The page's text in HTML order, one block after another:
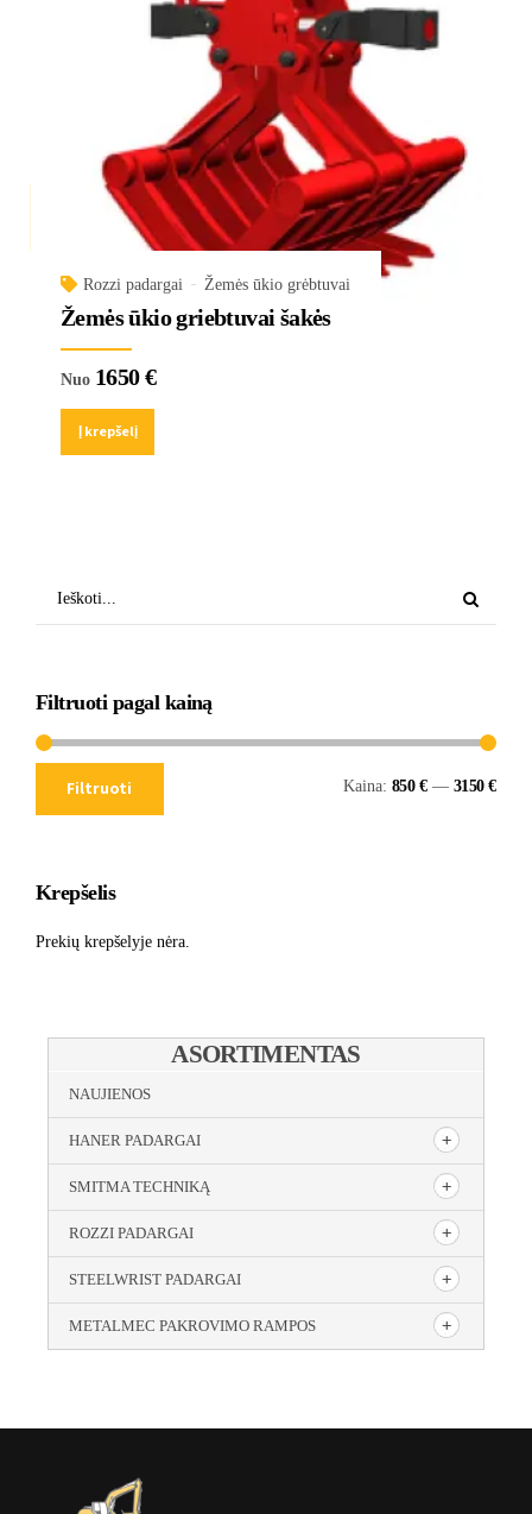
Rozzi padargai Žemės ūkio grėbtuvai
Žemės ūkio griebtuvai šakės
Nuo 1650€
Į krepšelį
Filtruoti pagal kainą
Filtruoti Kaina: 850 €— 3150 €
Krepšelis
Prekių krepšelyje nėra.
ASORTIMENTAS
NAUJIENOS
HANER PADARGAI
SMITMA TECHNIKĄ
ROZZI PADARGAI
STEELWRIST PADARGAI
METALMEC PAKROVIMO RAMPOS